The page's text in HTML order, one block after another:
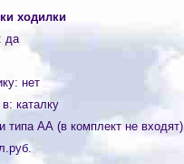
ходилки
да
: нет
в: каталку
типа АА (в комплект не входят)